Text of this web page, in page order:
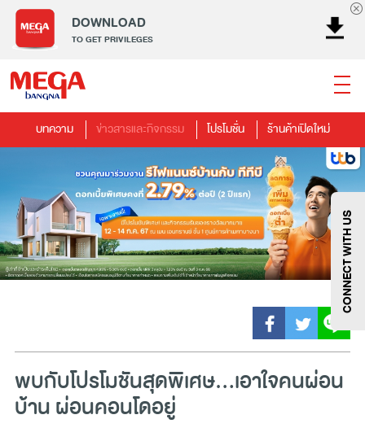
DOWNLOAD
TO GET PRIVILEGES
ธนาคาร ร้านอาหาร เอ็นเตอร์เทนเม้นท์
แฟชั่น
เครื่องประดับ
การตกแต่งบ้าน แม่และเด็ก
ไลฟ์สไตล์
บริการ
เมกา สมาร์ท คิดส์ กีฬา
ซูเปอร์มาร์เก็ต
แกดเจ็ตและเทคโนโลยี
สุขภาพและความงาม
@Megabangna
CONNECT WITH US
บทความ ข่าวสารและกิจกรรม โปรโมชั่น ร้านค้าเปิดใหม่
พบกับโปรโมชันสุดพิเศษ...เอาใจคนผ่อน
บ้าน ผ่อนคอนโดอยู่